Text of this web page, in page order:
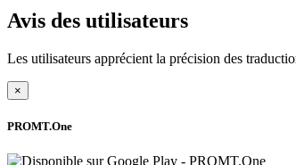
Avis des utilisateurs
Les utilisateurs apprécient la précision des
×
PROMT.One